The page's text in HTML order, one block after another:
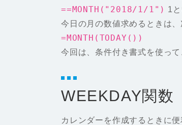
==MONTH("2018/1/1") 1
今日の月の数値求めるときは、
=MONTH(TODAY())
今回は、条件付き書式を使っ
WEEKDAY関数
カレンダーを作成するときに